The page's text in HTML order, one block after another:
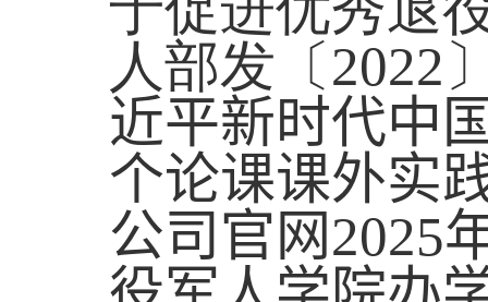
人部发〔 2022
近平新时代中
个论课课外实
公司官网2025